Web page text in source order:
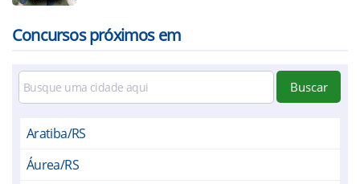
Concursos próximos em
Buscar
Aratiba/RS
Áurea/RS